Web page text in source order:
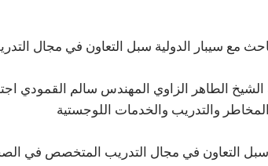
مع سيبار الدولية سبل التعاون في مجال
الطاهر الزاوي المهندس سالم القمودي
والتدريب والخدمات اللوجستية
التعاون في مجال التدريب المتخصص في